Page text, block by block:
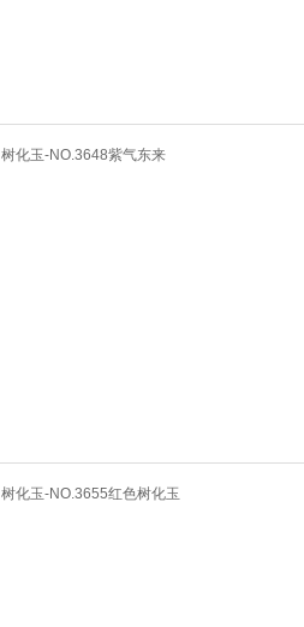
树化玉-NO.3648紫气东来
树化玉-NO.3655红色树化玉